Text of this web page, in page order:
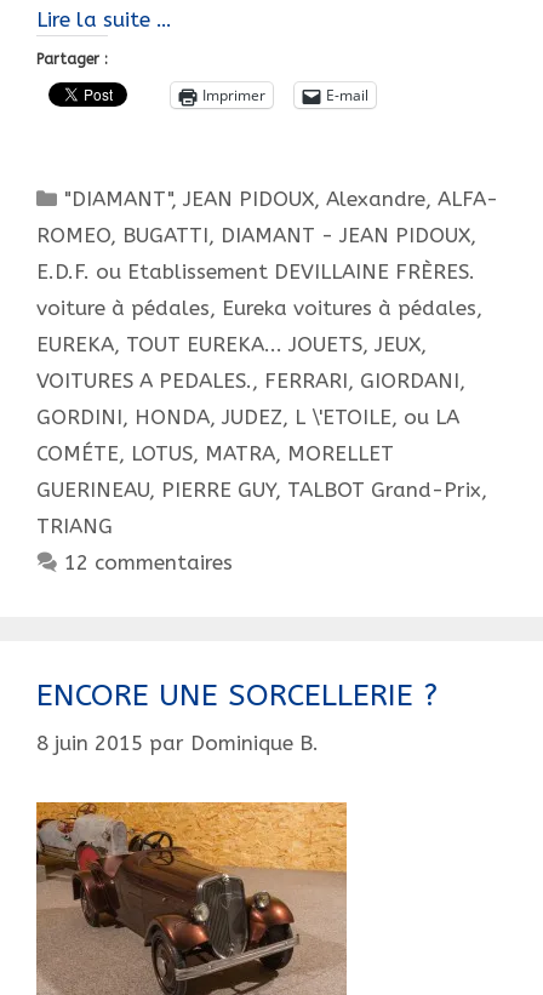
Lire la suite …
bientôt
le
Bolides.
Partager :
Imprimer E-mail
Catégories
"DIAMANT", JEAN PIDOUX,Alexandre,ALFA-
ROMEO, BUGATTI, DIAMANT - JEAN PIDOUX,
E.D.F. ou Etablissement DEVILLAINE FRÈRES.
voiture à pédales, Eureka voitures à pédales,
EUREKA, TOUT EUREKA... JOUETS, JEUX,
VOITURES A PEDALES. , FERRARI, GIORDANI,
GORDINI, HONDA, JUDEZ, L \'ETOILE, ou LA
COMÉTE, LOTUS, MATRA, MORELLET
GUERINEAU, PIERRE GUY, TALBOT Grand-Prix,
TRIANG
12 commentaires
ENCORE UNE SORCELLERIE ?
8 juin 2015 par Dominique B.